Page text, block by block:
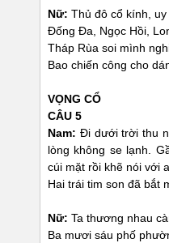
Nữ: Thủ đô cổ kính, uy
Đống Đa, Ngọc Hồi,
Tháp Rùa soi mình
Bao chiến công cho
VỌNG CỔ
CÂU 5
Nam: Đi dưới trời thu
lòng không se lạnh.
cúi mặt rồi khẽ nói với
Hai trái tim son đã bắt
Nữ: Ta thương nhau
Ba mươi sáu phố